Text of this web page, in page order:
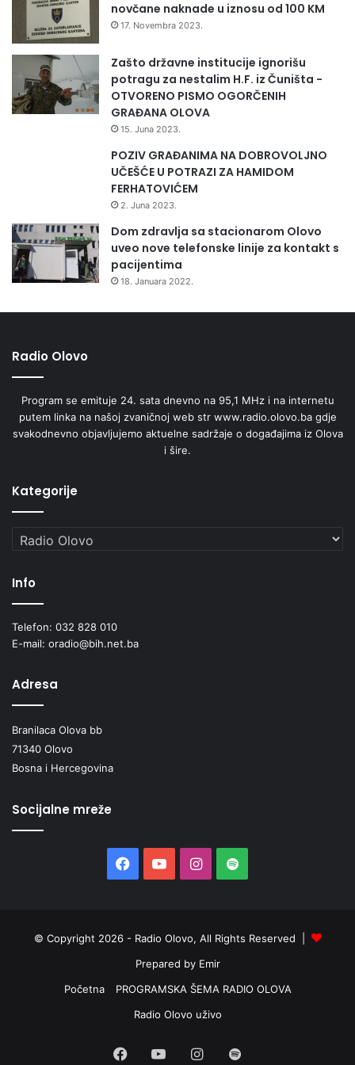
novčane naknade u iznosu od 100 KM
17. Novembra 2023.
Zašto državne institucije ignorišu
potragu za nestalim H.F. iz Čuništa -
OTVORENO PISMO OGORČENIH
GRAĐANA OLOVA
15. Juna 2023.
POZIV GRAĐANIMA NA DOBROVOLJNO
UČEŠĆE U POTRAZI ZA HAMIDOM
FERHATOVIĆEM
2. Juna 2023.
Dom zdravlja sa stacionarom Olovo
uveo nove telefonske linije za kontakt s
pacijentima
18. Januara 2022.
Radio Olovo
Program se emituje 24. sata dnevno na 95,1 MHz i na internetu
putem linka na našoj zvaničnoj web str www.radio.olovo.ba gdje
svakodnevno objavljujemo aktuelne sadržaje o događajima iz Olova
i šire.
Kategorije
Kategorije
Info
Telefon: 032 828 010
E-mail: oradio@bih.net.ba
Adresa
Branilaca Olova bb
71340 Olovo
Bosna i Hercegovina
Socijalne mreže
FacebookYouTubeInstagram
Spotify
© Copyright 2026 - Radio Olovo, All Rights Reserved |
Prepared by Emir
Početna
PROGRAMSKA ŠEMA RADIO OLOVA
Radio Olovo uživo
FacebookYouTubeInstagram
Spotify